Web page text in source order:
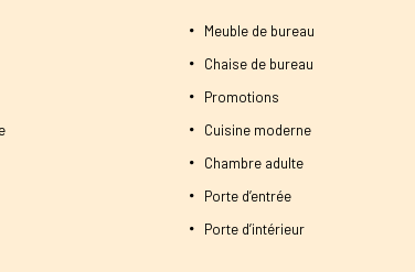
Meuble de bureau
Chaise de bureau
Promotions
Cuisine moderne
Chambre adulte
Porte d’entrée
Porte d’intérieur